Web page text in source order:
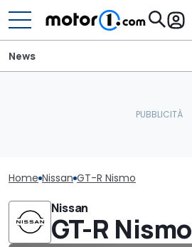
News
Home Nissan GT-R Nismo
Nissan
GT-R Nismo